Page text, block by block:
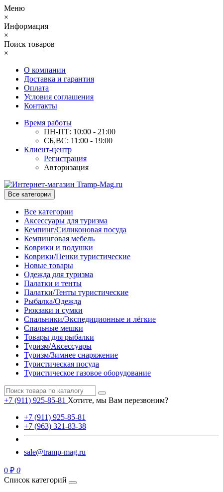
Меню
×
Информация
×
Поиск товаров
×
О компании
Доставка и гарантия
Оплата
Условия соглашения
Контакты
Время работы
ПН-ПТ: 10:00 - 21:00
СБ,ВС: 11:00 - 19:00
Клиент-центр
Регистрация
Авторизация
Все категории
Все категории
Аксессуары для туризма
Кемпинг/Силиконовая посуда
Кемпинговая мебель
Коврики и подушки
Коврики/Пенки туристические
Новые товары
Одежда для туризма
Палатки и тенты
Палатки/Тенты туристические
Рыбалка/Одежда
Рюкзаки и сумки
Спальники/Экспедиционные и лёгкие
Спальные мешки
Товары для рыбалки
Туризм/Аксессуары
Туризм/Зимнее снаряжение
Туристическая посуда
Туристическое газовое оборудование
+7 (911) 925-85-81 Хотите, мы Вам перезвоним?
+7 (911) 925-85-81
+7 (963) 321-83-38
sale@tramp-mag.ru
0 ₽ 0
Список категорий